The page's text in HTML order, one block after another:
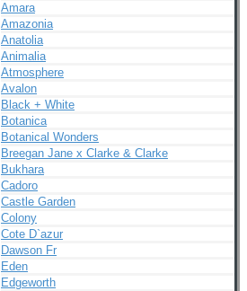
Amara
Amazonia
Anatolia
Animalia
Atmosphere
Avalon
Black + White
Botanica
Botanical Wonders
Breegan Jane x Clarke & Clarke
Bukhara
Cadoro
Castle Garden
Colony
Cote D`azur
Dawson Fr
Eden
Edgeworth